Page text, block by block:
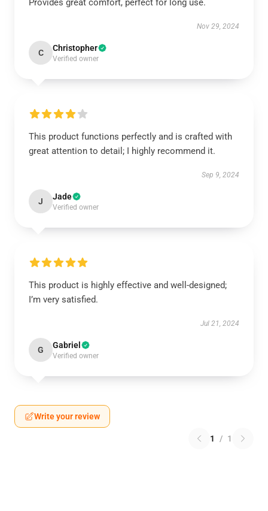
Provides great comfort, perfect for long use.
Nov 29, 2024
C Christopher
Verified owner
This product functions perfectly and is crafted with
great attention to detail; I highly recommend it.
Sep 9, 2024
J Jade
Verified owner
This product is highly effective and well-designed;
I’m very satisfied.
Jul 21, 2024
G Gabriel
Verified owner
Write your review
1 / 1